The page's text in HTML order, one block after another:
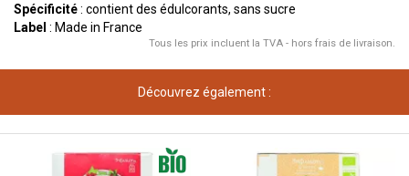
Spécificité: contient des édulcorants, sans sucre
Label : Made in France
Tous les prix incluent la TVA - hors frais de livraison.
Découvrez également :